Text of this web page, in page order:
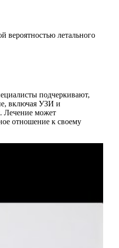
вероятностью летального
подчеркивают,
включая УЗИ и
Лечение может
отношение к своему